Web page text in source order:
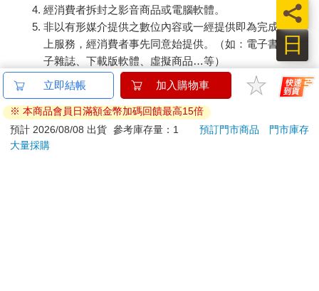
經消費者拆封之影音商品或電腦軟體。
非以有形媒介提供之數位內容或一經提供即為完成之線
上服務，經消費者事先同意始提供。（如：電子書、電
子雜誌、下載版軟體、虛擬商品…等）
已拆封之個人衛生用品。（如：內衣褲、刮鬍刀、除毛
若非上列種類商品，均享有到貨7天的猶豫期（含例假
日）。
辦理退換貨時，商品（組合商品恕無法接受單獨退貨）必須
日
員